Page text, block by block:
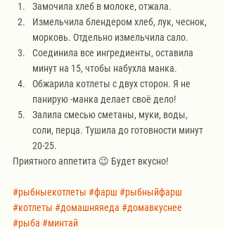
Замочила хлеб в молоке, отжала.
Измельчила блендером хлеб, лук, чеснок,
морковь. Отдельно измельчила сало.
Соединила все ингредиенты, оставила
минут на 15, чтобы набухла манка.
Обжарила котлеты с двух сторон. Я не
панирую -манка делает своё дело!
Залила смесью сметаны, муки, воды,
соли, перца. Тушила до готовности минут
20-25.
Приятного аппетита 😉 Будет вкусно!
#рыбныекотлеты #фарш #рыбныйфарш
#котлеты #домашняяеда #домавкуснее
#рыба #минтай